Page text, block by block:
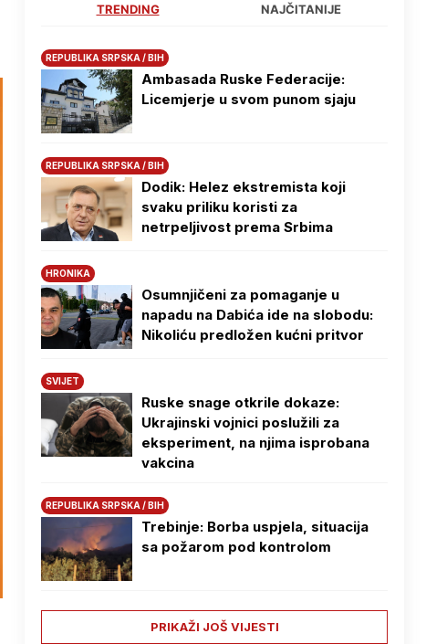
TRENDING NAJČITANIJE
REPUBLIKA SRPSKA / BIH
Ambasada Ruske Federacije:
Licemjerje u svom punom sjaju
REPUBLIKA SRPSKA / BIH
Dodik: Helez ekstremista koji
svaku priliku koristi za
netrpeljivost prema Srbima
HRONIKA
Osumnjičeni za pomaganje u
napadu na Dabića ide na slobodu:
Nikoliću predložen kućni pritvor
SVIJET
Ruske snage otkrile dokaze:
Ukrajinski vojnici poslužili za
eksperiment, na njima isprobana
vakcina
REPUBLIKA SRPSKA / BIH
Trebinje: Borba uspjela, situacija
sa požarom pod kontrolom
PRIKAŽI JOŠ VIJESTI